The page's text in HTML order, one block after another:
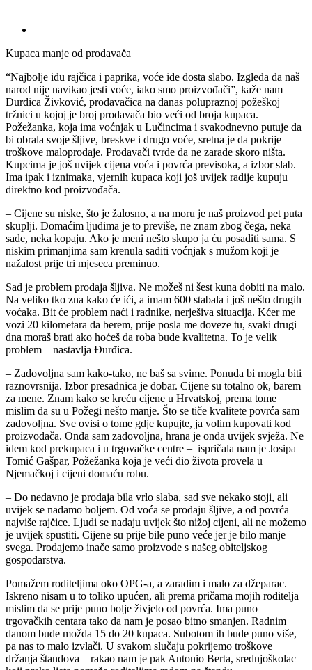
Kupaca manje od prodavača
“Najbolje idu rajčica i paprika, voće ide dosta slabo. Izgleda da naš
narod nije navikao jesti voće, iako smo proizvođači”, kaže nam
Đurđica Živković, prodavačica na danas polupraznoj požeškoj
tržnici u kojoj je broj prodavača bio veći od broja kupaca.
Požežanka, koja ima voćnjak u Lučincima i svakodnevno putuje da
bi obrala svoje šljive, breskve i drugo voće, sretna je da pokrije
troškove maloprodaje. Prodavači tvrde da ne zarade skoro ništa.
Kupcima je još uvijek cijena voća i povrća previsoka, a izbor slab.
Ima ipak i iznimaka, vjernih kupaca koji još uvijek radije kupuju
direktno kod proizvođača.
– Cijene su niske, što je žalosno, a na moru je naš proizvod pet puta
skuplji. Domaćim ljudima je to previše, ne znam zbog čega, neka
sade, neka kopaju. Ako je meni nešto skupo ja ću posaditi sama. S
niskim primanjima sam krenula saditi voćnjak s mužom koji je
nažalost prije tri mjeseca preminuo.
Sad je problem prodaja šljiva. Ne možeš ni šest kuna dobiti na malo.
Na veliko tko zna kako će ići, a imam 600 stabala i još nešto drugih
voćaka. Bit će problem naći i radnike, nerješiva situacija. Kćer me
vozi 20 kilometara da berem, prije posla me doveze tu, svaki drugi
dna moraš brati ako hoćeš da roba bude kvalitetna. To je velik
problem – nastavlja Đurđica.
– Zadovoljna sam kako-tako, ne baš sa svime. Ponuda bi mogla biti
raznovrsnija. Izbor presadnica je dobar. Cijene su totalno ok, barem
za mene. Znam kako se kreću cijene u Hrvatskoj, prema tome
mislim da su u Požegi nešto manje. Što se tiče kvalitete povrća sam
zadovoljna. Sve ovisi o tome gdje kupujte, ja volim kupovati kod
proizvođača. Onda sam zadovoljna, hrana je onda uvijek svježa. Ne
idem kod prekupaca i u trgovačke centre – ispričala nam je Josipa
Tomić Gašpar, Požežanka koja je veći dio života provela u
Njemačkoj i cijeni domaću robu.
– Do nedavno je prodaja bila vrlo slaba, sad sve nekako stoji, ali
uvijek se nadamo boljem. Od voća se prodaju šljive, a od povrća
najviše rajčice. Ljudi se nadaju uvijek što nižoj cijeni, ali ne možemo
je uvijek spustiti. Cijene su prije bile puno veće jer je bilo manje
svega. Prodajemo inače samo proizvode s našeg obiteljskog
gospodarstva.
Pomažem roditeljima oko OPG-a, a zaradim i malo za džeparac.
Iskreno nisam u to toliko upućen, ali prema pričama mojih roditelja
mislim da se prije puno bolje živjelo od povrća. Ima puno
trgovačkih centara tako da nam je posao bitno smanjen. Radnim
danom bude možda 15 do 20 kupaca. Subotom ih bude puno više,
pa nas to malo izvlači. U svakom slučaju pokrijemo troškove
držanja štandova – rakao nam je pak Antonio Berta, srednjoškolac